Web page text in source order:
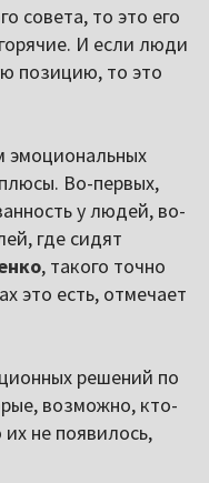
совета, то это его
И если люди
позицию, то это
эмоциональных
Во-первых,
у людей, во-
где сидят
, такого точно
это есть, отмечает
решений по
возможно, кто-
не появилось,